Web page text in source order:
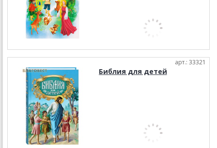
арт.: 33321
Библия для детей